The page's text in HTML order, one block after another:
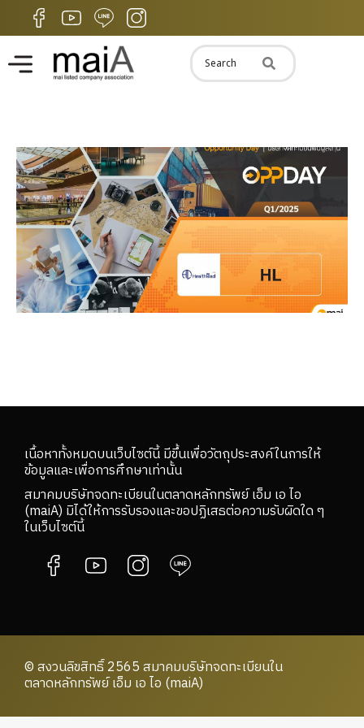
เนื้อหาทั้งหมดบนเว็บไซต์นี้ มีขึ้นเพื่อวัตถุประสงค์ในการให้
ข้อมูลและเพื่อการศึกษาเท่านั้น
สมาคมบริษัทจดทะเบียนในตลาดหลักทรัพย์ เอ็ม เอ ไอ
(maiA) มิได้ให้การรับรองและขอปฏิเสธต่อความรับผิดใด ๆ
ในเว็บไซต์นี้
© สงวนลิขสิทธิ์ 2565 สมาคมบริษัทจดทะเบียนใน
ตลาดหลักทรัพย์ เอ็ม เอ ไอ (maiA)